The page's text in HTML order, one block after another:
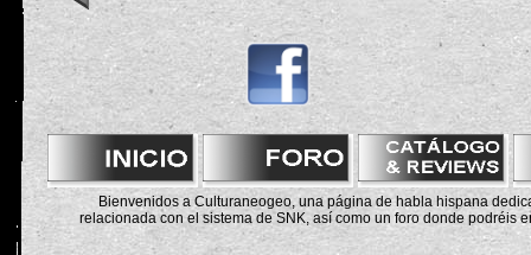
Bienvenidos a Culturaneogeo, una página de habla hispana
relacionada con el sistema de SNK, así como un foro donde podréis